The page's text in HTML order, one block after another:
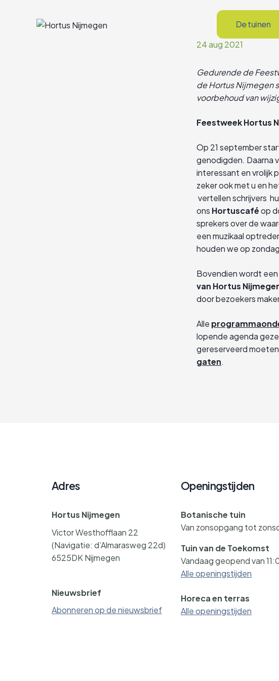
De tuinen
24 aug 2021
Gedurende de
de Hortus Nijmegen
voorbehoud van
Feestweek Hortus
Op 21 september
genodigden. Daarna
interessant en vrolijk
zeker ook met u en
vertellen schrijvers
ons Hortuscaféop
sprekers over de
een muzikaal
houden we op
Bovendien wordt
van Hortus
door bezoekers
Alle
lopende agenda
gereserveerd
gaten.
Adres
Hortus Nijmegen
Victor Westhofflaan 22
(Navigatie: d’Almarasweg 22d)
6525DK Nijmegen
Nieuwsbrief
Abonneren op de nieuwsbrief
Openingstijden
Botanische tuin
Van zonsopgang tot
Tuin van de Toekomst
Vandaag geopend van
Alle openingstijden
Horeca en terras
Alle openingstijden